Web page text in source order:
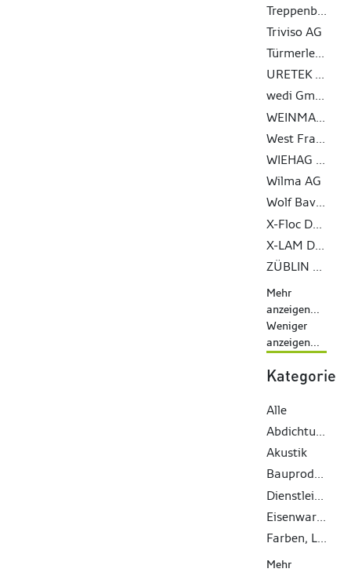
Treppenbau.ch AG
Triviso AG
Türmerleim GmbH
URETEK Deutschland GmbH
wedi GmbH
WEINMANN Holzbausystemtechnik GmbH
West Fraser Timber Co. Ltd.
WIEHAG Holding GmbH
Wilma AG
Wolf Bavaria GmbH
X-Floc Dämmtechnik-Maschinen GmbH
X-LAM DOLOMITI S.R.L.
ZÜBLIN Timber GmbH
Mehr
anzeigen...
Weniger
anzeigen...
Kategorie
Alle
Abdichtungen
Akustik
Bauprodukte
Dienstleistungen
Eisenwaren
Farben, Lacke, Öle
Mehr